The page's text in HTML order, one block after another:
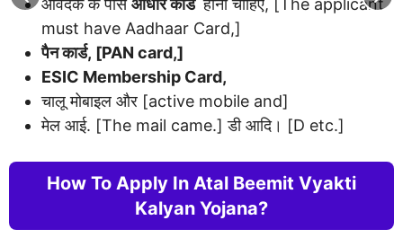
आवेदक के पासआधार कार्ड होना चाहिए, [The applicant
must have Aadhaar Card,]
पैन कार्ड, [PAN card,]
ESIC Membership Card,
चालू मोबाइल और [active mobile and]
मेल आई. [The mail came.] डी आदि। [D etc.]
How To Apply In Atal Beemit Vyakti
Kalyan Yojana?